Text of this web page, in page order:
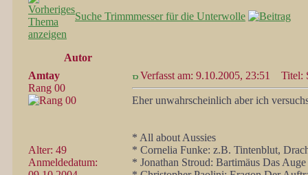
Suche Trimmmesser für die Unterwolle
Autor
Amtay
Rang 00
Alter: 49
Anmeldedatum:
Verfasst am: 9.10.2005, 23:51 Titel:
Eher unwahrscheinlich aber ich
* All about Aussies
* Cornelia Funke: z.B. Tintenblut,
* Jonathan Stroud: Bartimäus Das